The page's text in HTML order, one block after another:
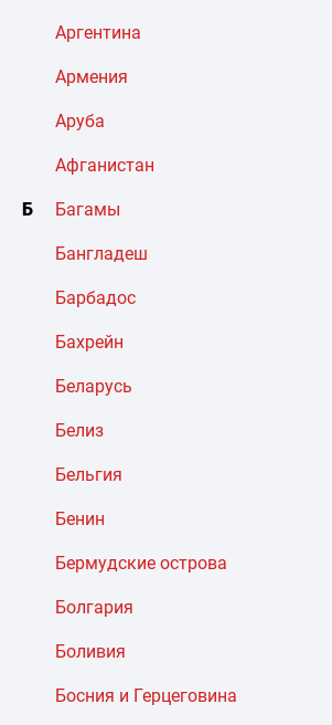
Аргентина
Армения
Аруба
Афганистан
Б Багамы
Бангладеш
Барбадос
Бахрейн
Беларусь
Белиз
Бельгия
Бенин
Бермудские острова
Болгария
Боливия
Босния и Герцеговина